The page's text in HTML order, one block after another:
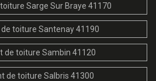
Sarge Sur Braye 41170
toiture Santenay 41190
de toiture Sambin 41120
de toiture Salbris 41300